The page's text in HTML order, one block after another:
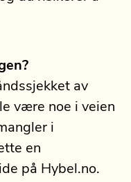
av
være noe i veien
i
en
på Hybel.no.